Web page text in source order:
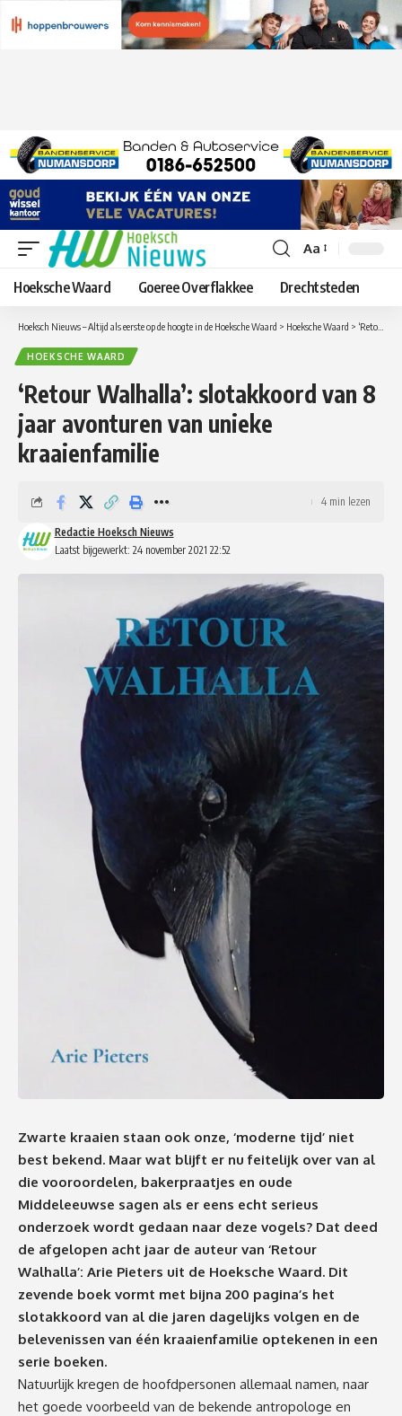
Lettergrootte
aanpassen
Aa
Hoeksche Waard Goeree Overflakkee Drechtsteden
Hoeksch Nieuws – Altijd als eerste op de hoogte in de Hoeksche Waard > Hoeksche Waard > ‘Retour Walhalla’: slotakkoord van 8 jaar avonturen van unieke kraaienfamilie
HOEKSCHE WAARD
‘Retour Walhalla’: slotakkoord van 8
jaar avonturen van unieke
kraaienfamilie
Laatst bijgewerkt: 24 november 2021 22:52
Redactie Hoeksch Nieuws
4 min lezen
Zwarte kraaien staan ook onze, ‘moderne tijd’ niet
best bekend. Maar wat blijft er nu feitelijk over van al
die vooroordelen, bakerpraatjes en oude
Middeleeuwse sagen als er eens echt serieus
onderzoek wordt gedaan naar deze vogels? Dat deed
de afgelopen acht jaar de auteur van ‘Retour
Walhalla’: Arie Pieters uit de Hoeksche Waard. Dit
zevende boek vormt met bijna 200 pagina’s het
slotakkoord van al die jaren dagelijks volgen en de
belevenissen van één kraaienfamilie optekenen in een
serie boeken.
Natuurlijk kregen de hoofdpersonen allemaal namen, naar
het goede voorbeeld van de bekende antropologe en